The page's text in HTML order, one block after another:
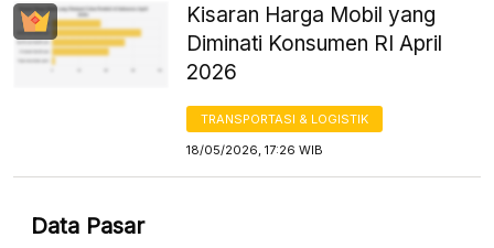
Kisaran Harga Mobil yang
Diminati Konsumen RI April
2026
TRANSPORTASI & LOGISTIK
18/05/2026, 17:26 WIB
Data Pasar